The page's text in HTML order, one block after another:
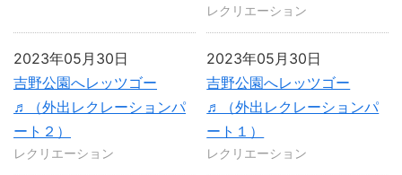
レクリエーション
吉野公園へレッツゴー
♬（外出レクレーションパ
ート２）
2023年05月30日
レクリエーション
吉野公園へレッツゴー
♬（外出レクレーションパ
ート１）
2023年05月30日
レクリエーション